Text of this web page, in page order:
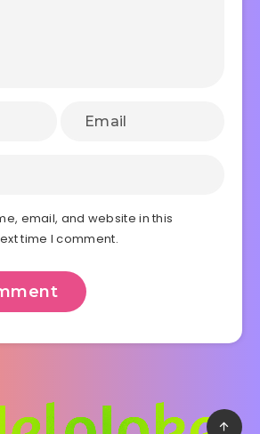
email, and website in this
time I comment.